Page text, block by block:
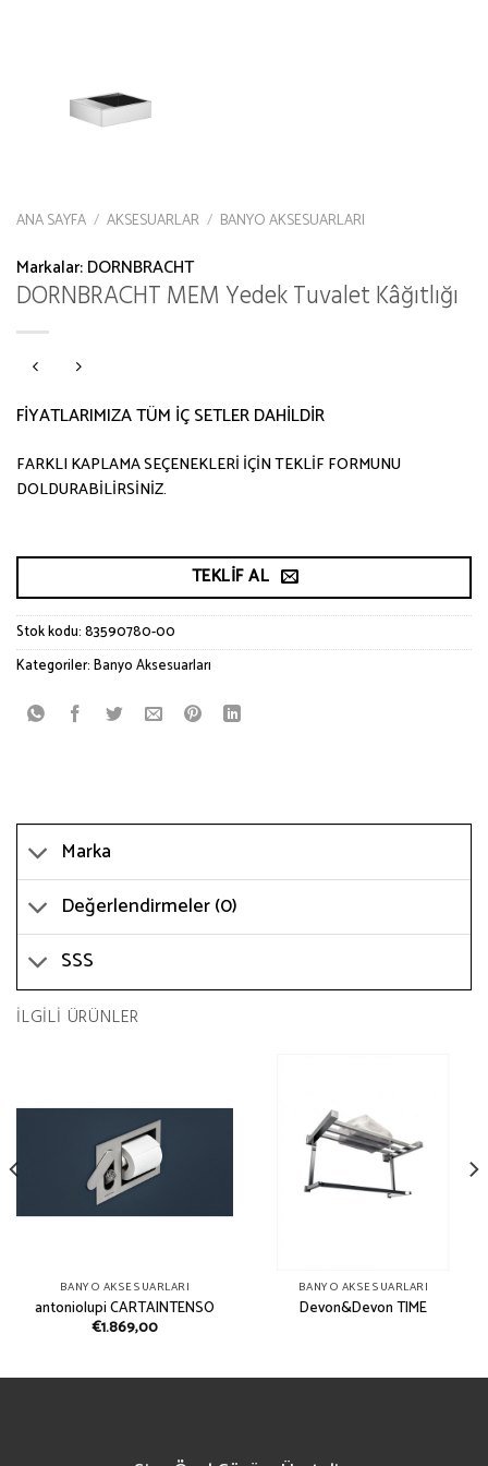
ANA SAYFA / AKSESUARLAR / BANYO AKSESUARLARI
Markalar:DORNBRACHT
DORNBRACHT MEM Yedek Tuvalet Kâğıtlığı
FİYATLARIMIZA TÜM İÇ SETLER DAHİLDİR
FARKLI KAPLAMA SEÇENEKLERİ İÇİN TEKLİF FORMUNU
DOLDURABİLİRSİNİZ.
TEKLIF AL
Stok kodu:83590780-00
Kategoriler:Banyo Aksesuarları
Marka
Değerlendirmeler (0)
SSS
İLGILI ÜRÜNLER
BANYO AKSESUARLARI
antoniolupi CARTAINTENSO
€1.869,00
BANYO AKSESUARLARI
Devon&Devon TIME